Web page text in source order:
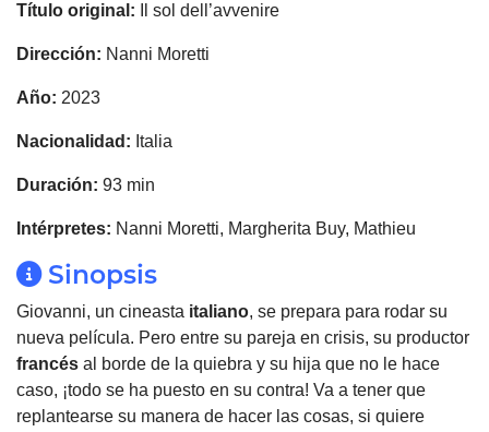
Título original: Il sol dell’avvenire
Dirección: Nanni Moretti
Año: 2023
Nacionalidad: Italia
Duración: 93 min
Intérpretes: Nanni Moretti, Margherita Buy, Mathieu
Sinopsis
Giovanni, un cineasta italiano, se prepara para rodar su
nueva película. Pero entre su pareja en crisis, su productor
francés al borde de la quiebra y su hija que no le hace
caso, ¡todo se ha puesto en su contra! Va a tener que
replantearse su manera de hacer las cosas, si quiere